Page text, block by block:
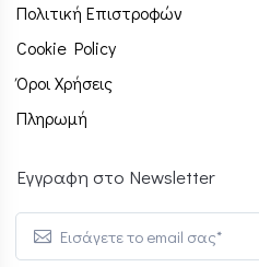
Πολιτική Επιστροφών
Cookie Policy
Όροι Χρήσεις
Πληρωμή
Εγγραφη στο Newsletter